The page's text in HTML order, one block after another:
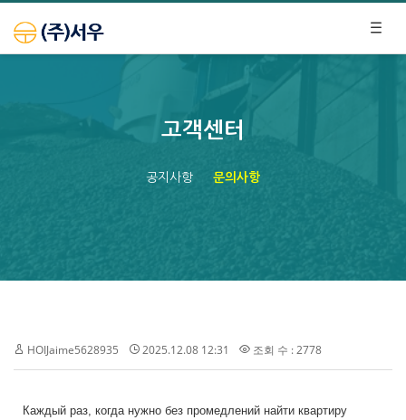
고객센터
공지사항 문의사항
HOIJaime5628935 2025.12.08 12:31 조회 수 : 2778
Каждый раз, когда нужно без промедлений найти квартиру